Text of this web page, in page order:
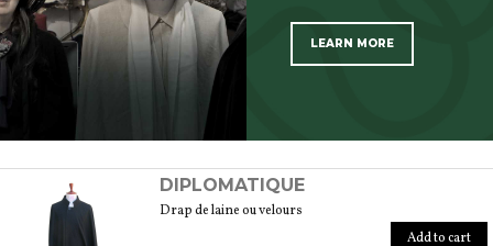
LEARN MORE
DIPLOMATIQUE
Drap de laine ou velours
Add to cart